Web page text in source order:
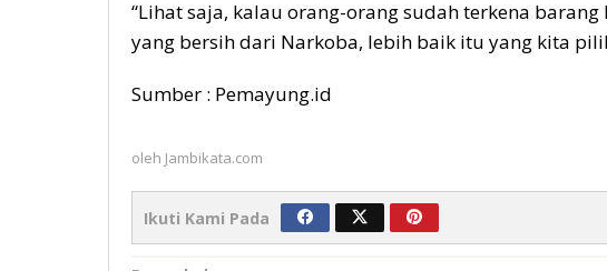
“Lihat saja, kalau orang-orang sudah terkena
yang bersih dari Narkoba, lebih baik itu yang kita
Sumber : Pemayung.id
oleh Jambikata.com
Ikuti Kami Pada